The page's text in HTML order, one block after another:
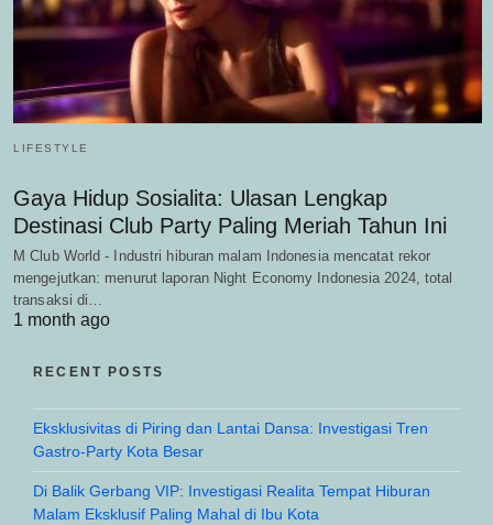
LIFESTYLE
Gaya Hidup Sosialita: Ulasan Lengkap
Destinasi Club Party Paling Meriah Tahun Ini
M Club World - Industri hiburan malam Indonesia mencatat rekor
mengejutkan: menurut laporan Night Economy Indonesia 2024, total
transaksi di…
1 month ago
RECENT POSTS
Eksklusivitas di Piring dan Lantai Dansa: Investigasi Tren
Gastro-Party Kota Besar
Di Balik Gerbang VIP: Investigasi Realita Tempat Hiburan
Malam Eksklusif Paling Mahal di Ibu Kota